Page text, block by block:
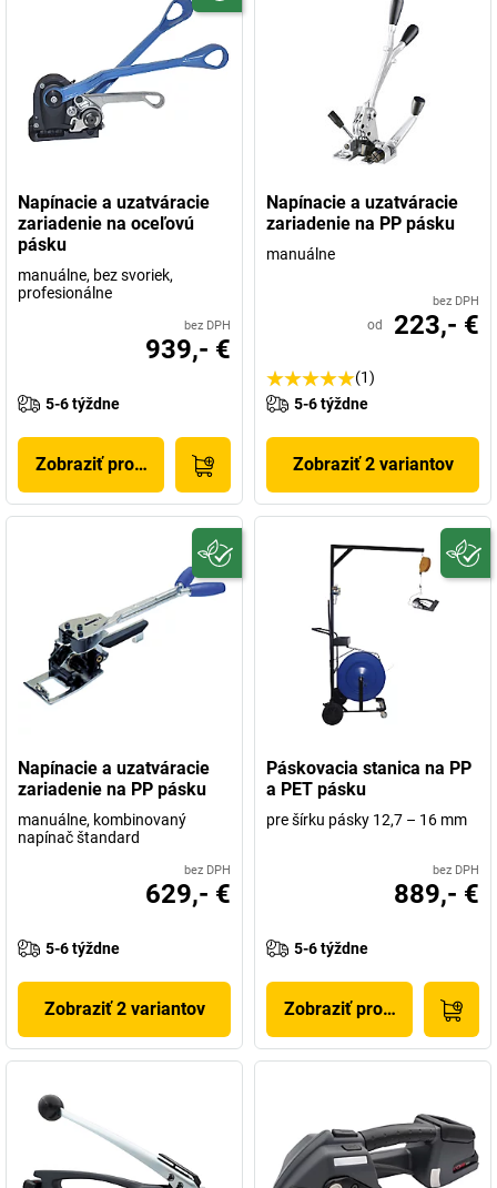
Napínacie a uzatváracie
zariadenie na oceľovú
pásku
manuálne, bez svoriek,
profesionálne
bez DPH
939,- €
5-6 týždne
Zobraziť produkt
Napínacie a uzatváracie
zariadenie na PP pásku
manuálne
bez DPH
od 223,- €
(1)
5-6 týždne
Zobraziť 2 variantov
Napínacie a uzatváracie
zariadenie na PP pásku
manuálne, kombinovaný
napínač štandard
bez DPH
629,- €
5-6 týždne
Zobraziť 2 variantov
Páskovacia stanica na PP
a PET pásku
pre šírku pásky 12,7 – 16 mm
bez DPH
889,- €
5-6 týždne
Zobraziť produkt